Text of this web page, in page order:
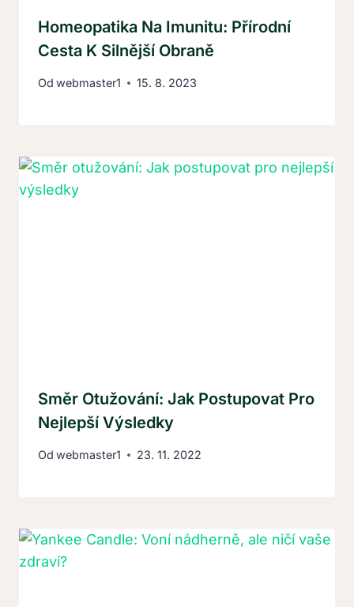
Homeopatika Na Imunitu: Přírodní
Cesta K Silnější Obraně
Od webmaster1 15. 8. 2023
Směr Otužování: Jak Postupovat Pro
Nejlepší Výsledky
Od webmaster1 23. 11. 2022